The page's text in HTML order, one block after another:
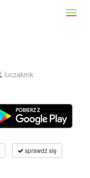
luczakmk
sprawdź się